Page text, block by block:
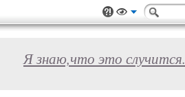
Я знаю,что это случится.